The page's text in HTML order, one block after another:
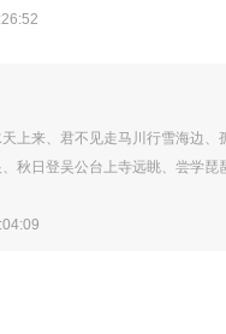
上来、君不见走马川行雪海边
秋日登吴公台上寺远眺、尝学